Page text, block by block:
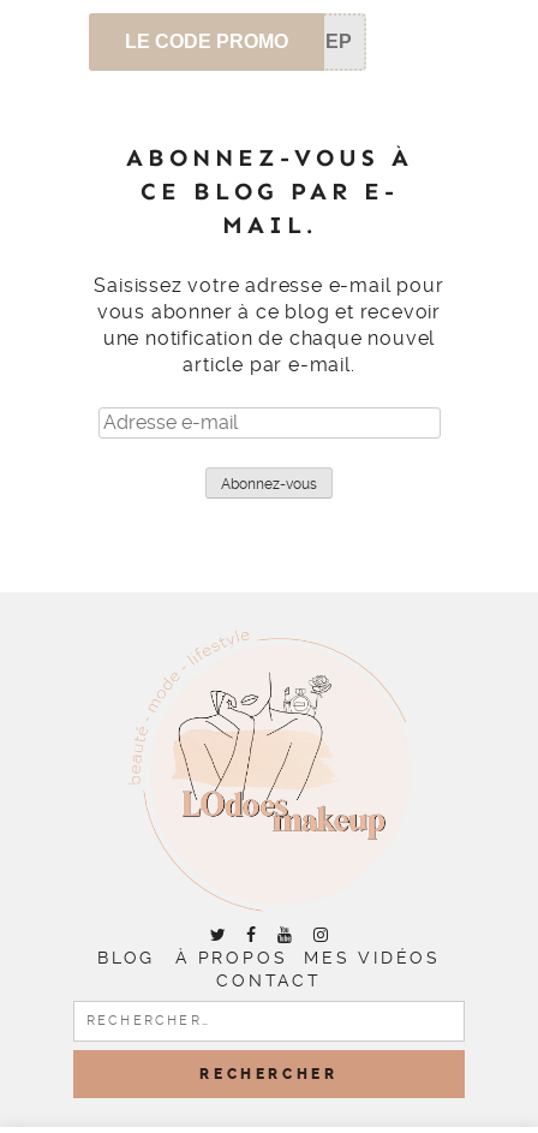
LE CODE PROMO SEP
ABONNEZ-VOUS À
CE BLOG PAR E-
MAIL.
Saisissez votre adresse e-mail pour
vous abonner à ce blog et recevoir
une notification de chaque nouvel
article par e-mail.
Adresse
e-
Abonnez-vous
BLOG À PROPOS
MES VIDÉOS
CONTACT
RECHERCHER :